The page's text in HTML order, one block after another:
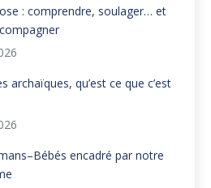
: comprendre, soulager… et
archaïques, qu’est ce que c’est
encadré par notre